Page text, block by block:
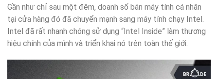
Gần như chỉ sau một đêm, doanh số bán máy tính cá nhân
tại cửa hàng đó đã chuyển mạnh sang máy tính chạy Intel.
Intel đã rất nhanh chóng sử dụng “Intel Inside” làm thương
hiệu chính của mình và triển khai nó trên toàn thế giới.